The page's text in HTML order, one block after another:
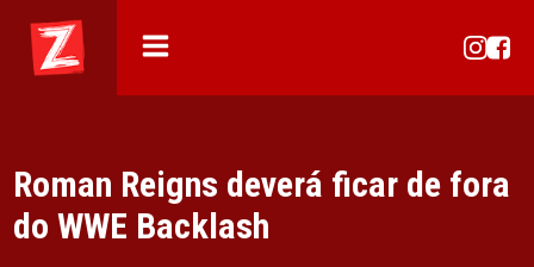
Roman Reigns deverá ficar de fora
do WWE Backlash